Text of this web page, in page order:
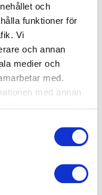
och
funktioner för
Vi
och annan
medier och
med.
med annan
arrow_forward_ios